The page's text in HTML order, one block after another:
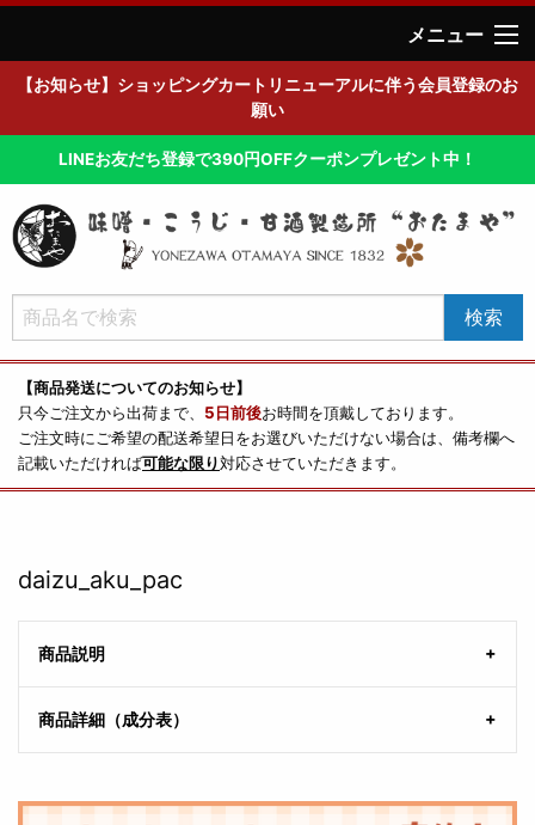
メニュー
【お知らせ】ショッピングカートリニューアルに伴う会員登録のお
願い
LINEお友だち登録で390円OFFクーポンプレゼント中！
【商品発送についてのお知らせ】
只今ご注文から出荷まで、 5日前後お時間を頂戴しております。
ご注文時にご希望の配送希望日をお選びいただけない場合は、備考欄へ
記載いただければ可能な限り対応させていただきます。
daizu_aku_pac
商品説明
商品詳細（成分表）